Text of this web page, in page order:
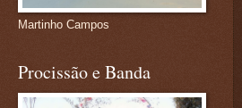
Martinho Campos
Procissão e Banda